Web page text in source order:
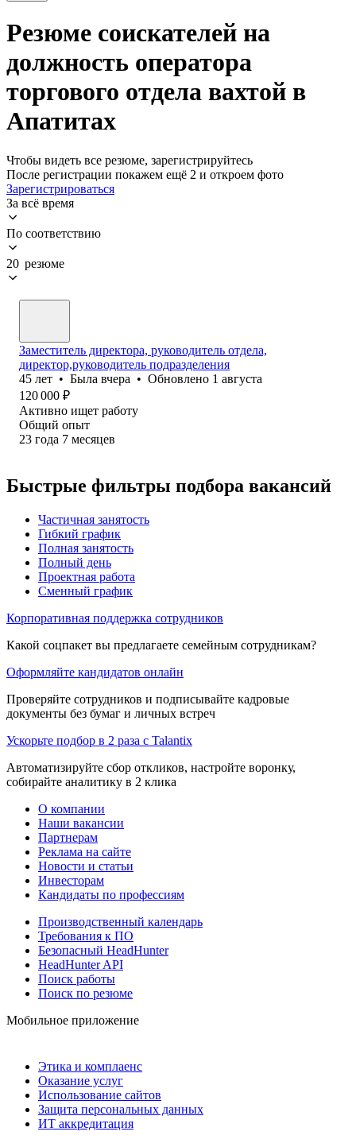
Резюме соискателей на
должность оператора
торгового отдела вахтой в
Апатитах
Чтобы видеть все резюме, зарегистрируйтесь
После регистрации покажем ещё 2 и откроем фото
Зарегистрироваться
За всё время
По соответствию
20 резюме
Заместитель директора, руководитель отдела,
директор,руководитель подразделения
45 лет • Была вчера • Обновлено 1 августа
120 000 ₽
Активно ищет работу
Общий опыт
23 года 7 месяцев
Быстрые фильтры подбора вакансий
Частичная занятость
Гибкий график
Полная занятость
Полный день
Проектная работа
Сменный график
Корпоративная поддержка сотрудников
Какой соцпакет вы предлагаете семейным сотрудникам?
Оформляйте кандидатов онлайн
Проверяйте сотрудников и подписывайте кадровые
документы без бумаг и личных встреч
Ускорьте подбор в 2 раза с Talantix
Автоматизируйте сбор откликов, настройте воронку,
собирайте аналитику в 2 клика
О компании
Наши вакансии
Партнерам
Реклама на сайте
Новости и статьи
Инвесторам
Кандидаты по профессиям
Производственный календарь
Требования к ПО
Безопасный HeadHunter
HeadHunter API
Поиск работы
Поиск по резюме
Мобильное приложение
Этика и комплаенс
Оказание услуг
Использование сайтов
Защита персональных данных
ИТ аккредитация